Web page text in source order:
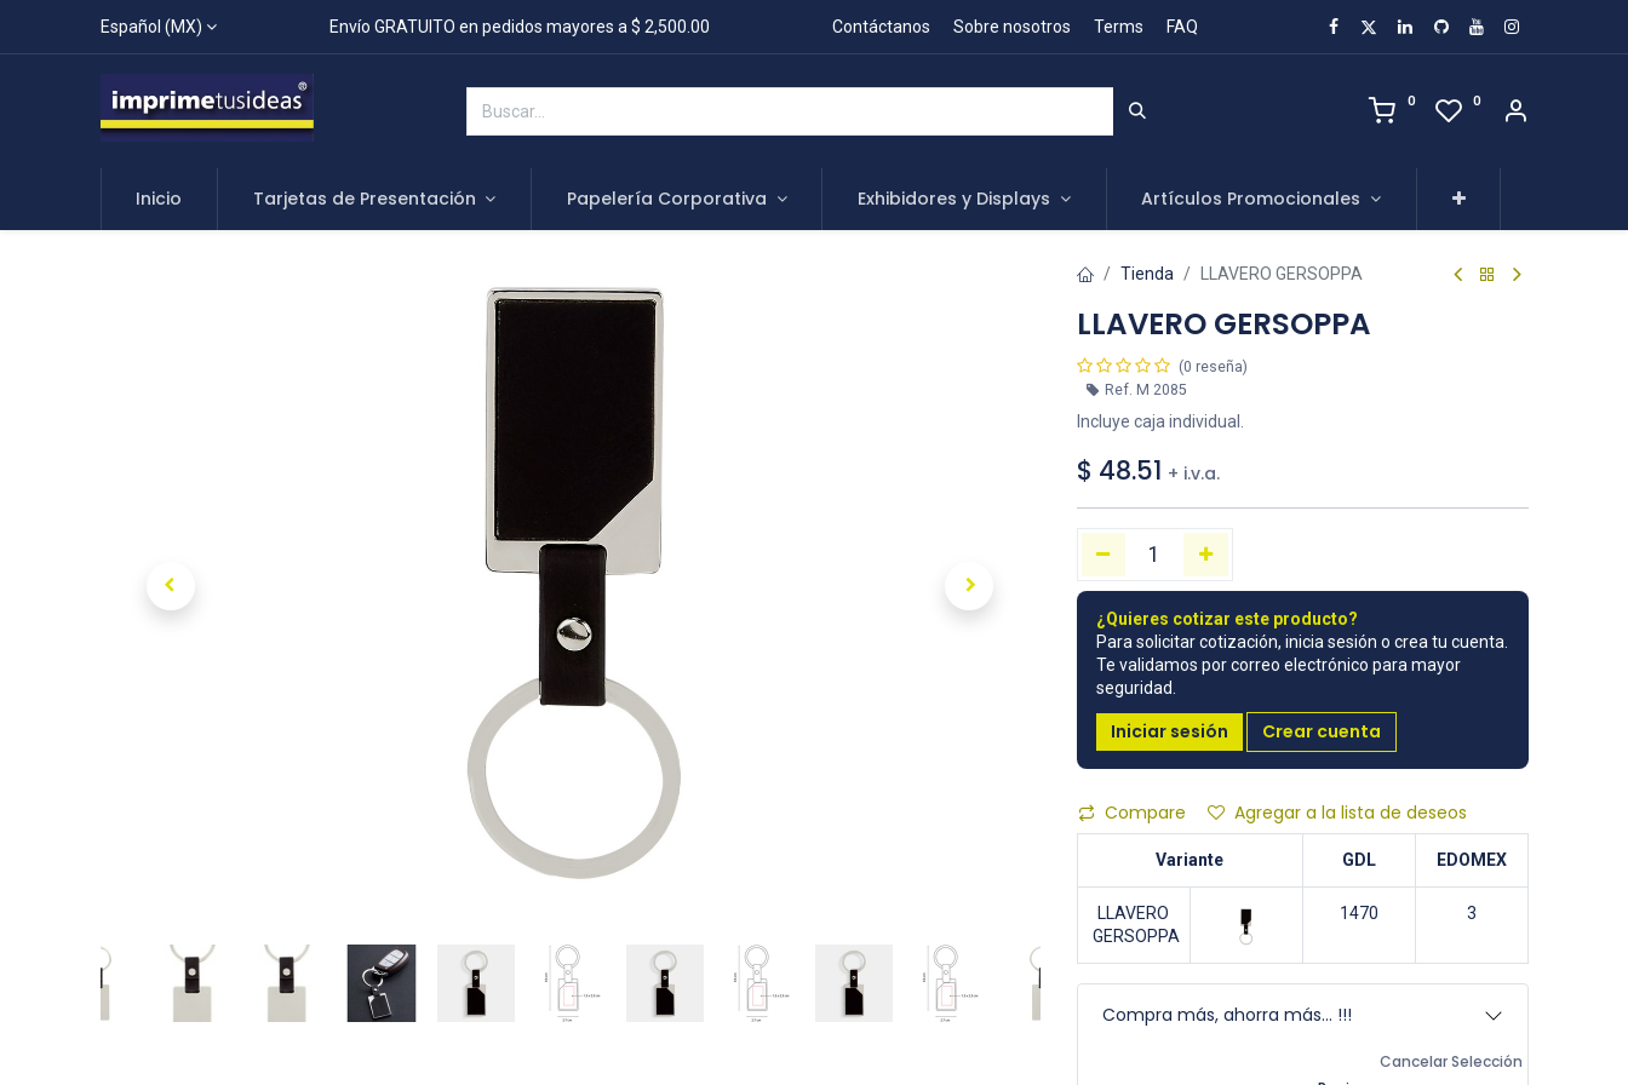
Español (MX) Envío GRATUITO en pedidos mayores a $ 2,500.00 Contáctanos Sobre nosotros Terms FAQ
0 0
Inicio Tarjetas de Presentación Papelería Corporativa Exhibidores y Displays Artículos Promocionales
Tienda LLAVERO GERSOPPA
LLAVERO GERSOPPA
(0 reseña)
Ref. M 2085
Incluye caja individual.
$ 48.51 + i.v.a.
¿Quieres cotizar este producto?
Para solicitar cotización, inicia sesión o crea tu cuenta.
Te validamos por correo electrónico para mayor
seguridad.
Iniciar sesión Crear cuenta
Compare Agregar a la lista de deseos
Variante GDL EDOMEX
LLAVERO
GERSOPPA
1470 3
Compra más, ahorra más... !!!
Cancelar Selección